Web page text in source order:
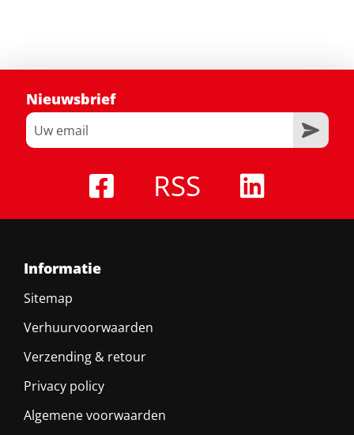
Nieuwsbrief
RSS
Informatie
Sitemap
Verhuurvoorwaarden
Verzending & retour
Privacy policy
Algemene voorwaarden